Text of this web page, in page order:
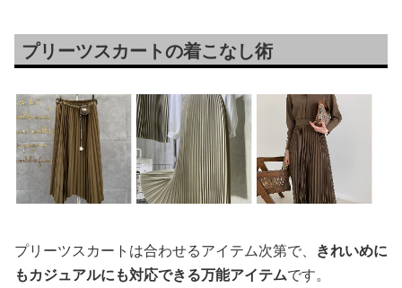
プリーツスカートの着こなし術
プリーツスカートは合わせるアイテム次第で、 きれいめに
もカジュアルにも対応できる万能アイテムです。